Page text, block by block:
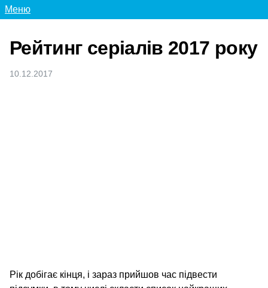
Меню
Рейтинг серіалів 2017 року
10.12.2017
Рік добігає кінця, і зараз прийшов час підвести